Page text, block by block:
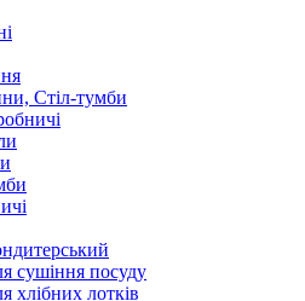
Стіл-тумби
сушіння посуду
хлібних лотків